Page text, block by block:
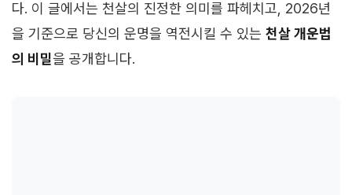
다. 이 글에서는 천살의 진정한 의미를 파헤치고, 2026년
을 기준으로 당신의 운명을 역전시킬 수 있는 천살 개운법
의 비밀을 공개합니다.